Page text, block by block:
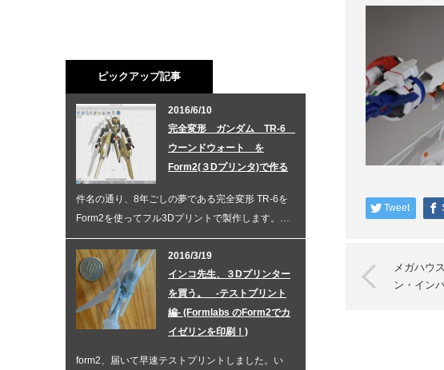
Tweet
メガハウ
ン・イン
ピックアップ記事
2016/6/10
完全変形 ガンダム TR-6
ウーンドウォート を
Form2(３Dプリンタ)で作る
件名の通り、8年ごしの夢である完全変形 TR-6を
Form2を使ってフル3Dプリントで製作します。…
2016/3/19
インコ先生、３Dプリンター
を買う。 -テストプリント
編- (Formlabs のForm2でカ
イゼリンを印刷！)
form2、届いて早速テストプリントしました。い